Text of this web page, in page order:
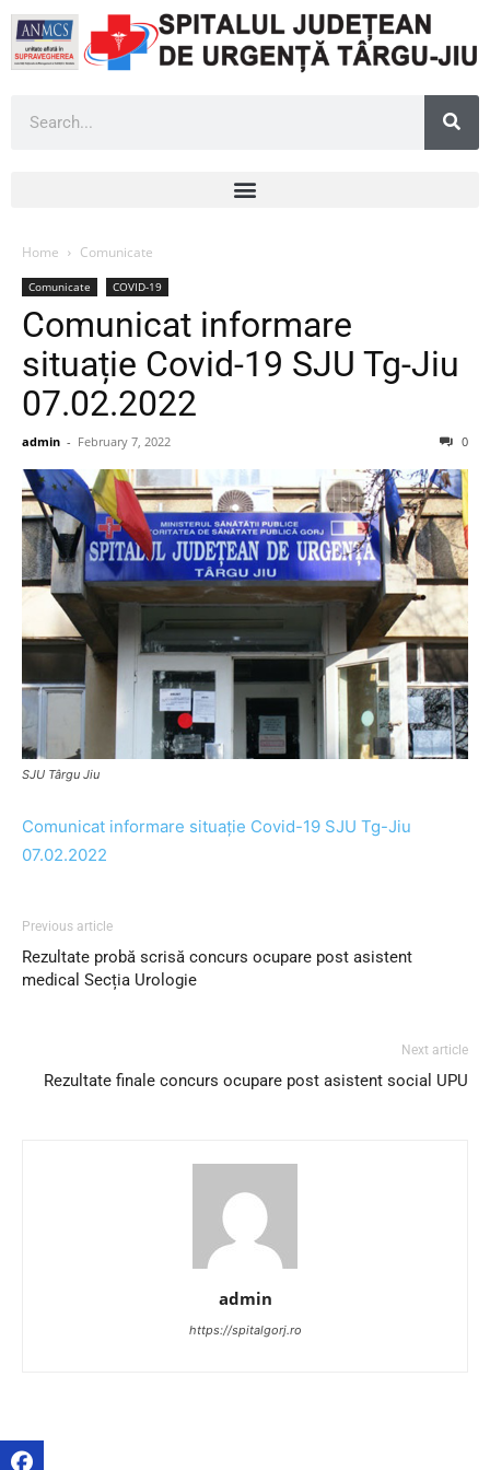
Home Comunicate
Comunicate COVID-19
Comunicat informare
situație Covid-19 SJU Tg-Jiu
07.02.2022
admin - February 7, 2022 0
SJU Târgu Jiu
Comunicat informare situație Covid-19 SJU Tg-Jiu
07.02.2022
Previous article
Rezultate probă scrisă concurs ocupare post asistent
medical Secția Urologie
Next article
Rezultate finale concurs ocupare post asistent social UPU
admin
https://spitalgorj.ro